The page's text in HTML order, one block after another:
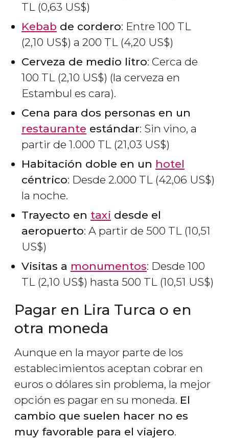
TL (0,63 US$)
Kebab de cordero: Entre 100 TL
(2,10 US$) a 200 TL (4,20 US$)
Cerveza de medio litro: Cerca de
100 TL (2,10 US$) (la cerveza en
Estambul es cara).
Cena para dos personas en un
restaurante estándar: Sin vino, a
partir de 1.000 TL (21,03 US$)
Habitación doble en un hotel
céntrico: Desde 2.000 TL (42,06 US$)
la noche.
Trayecto en taxi desde el
aeropuerto: A partir de 500 TL (10,51
US$)
Visitas a monumentos: Desde 100
TL (2,10 US$) hasta 500 TL (10,51 US$)
Pagar en Lira Turca o en
otra moneda
Aunque en la mayor parte de los
establecimientos aceptan cobrar en
euros o dólares sin problema, la mejor
opción es pagar en su moneda. El
cambio que suelen hacer no es
muy favorable para el viajero.